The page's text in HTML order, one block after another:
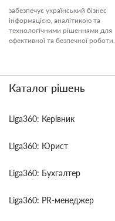
забезпечує український бізнес
інформацією, аналітикою та
технологічними рішеннями для
ефективної та безпечної роботи.
Каталог рішень
Liga360: Керівник
Liga360: Юрист
Liga360: Бухгалтер
Liga360: PR-менеджер